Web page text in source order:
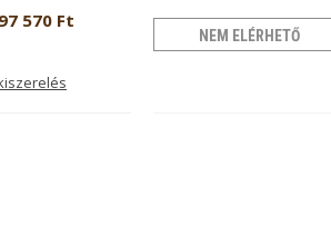
97 570 Ft
NEM ELÉRHETŐ